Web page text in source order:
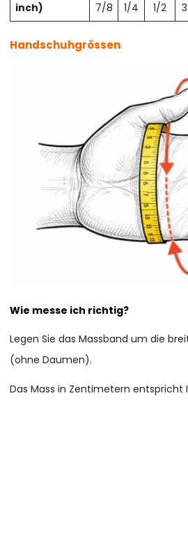
inch)
7/8
1/4
1/2
Handschuhgrössen
Wie messe ich richtig?
Legen Sie das Massband um die
(ohne Daumen).
Das Mass in Zentimetern entspricht